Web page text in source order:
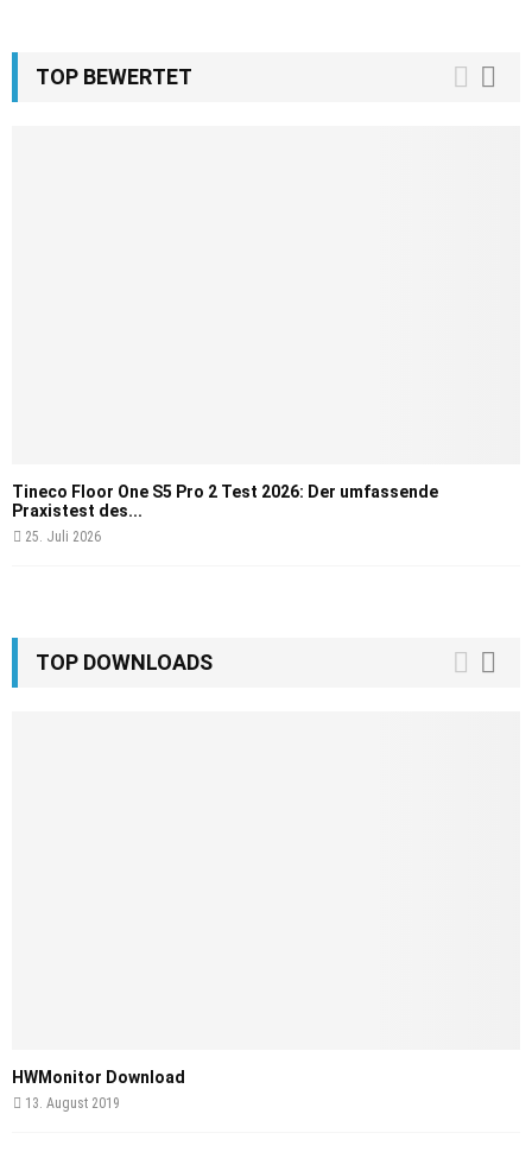
TOP BEWERTET
Tineco Floor One S5 Pro 2 Test 2026: Der umfassende
Praxistest des...
25. Juli 2026
TOP DOWNLOADS
HWMonitor Download
13. August 2019